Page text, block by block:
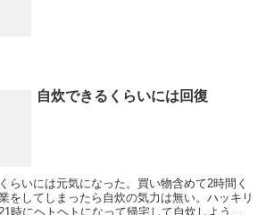
自炊できるくらいには回復
らいには元気になった。買い物含めて2時間く
をしてしまったら自炊の気力は無い。ハッキリ
時にヘトヘトになって帰宅して自炊しようと